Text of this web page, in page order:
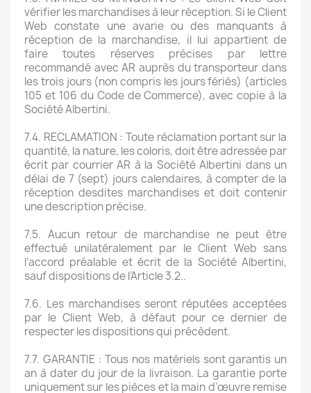
vérifier les marchandises à leur réception. Si le Client
Web constate une avarie ou des manquants à
réception de la marchandise, il lui appartient de
faire toutes réserves précises par lettre
recommandé avec AR auprès du transporteur dans
les trois jours (non compris les jours fériés) (articles
105 et 106 du Code de Commerce), avec copie à la
Société Albertini.
7.4. RECLAMATION : Toute réclamation portant sur la
quantité, la nature, les coloris, doit être adressée par
écrit par courrier AR à la Société Albertini dans un
délai de 7 (sept) jours calendaires, à compter de la
réception desdites marchandises et doit contenir
une description précise.
7.5. Aucun retour de marchandise ne peut être
effectué unilatéralement par le Client Web sans
l’accord préalable et écrit de la Société Albertini,
sauf dispositions de l’Article 3.2..
7.6. Les marchandises seront réputées acceptées
par le Client Web, à défaut pour ce dernier de
respecter les dispositions qui précèdent.
7.7. GARANTIE : Tous nos matériels sont garantis un
an à dater du jour de la livraison. La garantie porte
uniquement sur les pièces et la main d’œuvre remise